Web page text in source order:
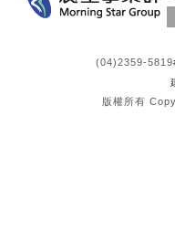
(04)2359-
版權所有